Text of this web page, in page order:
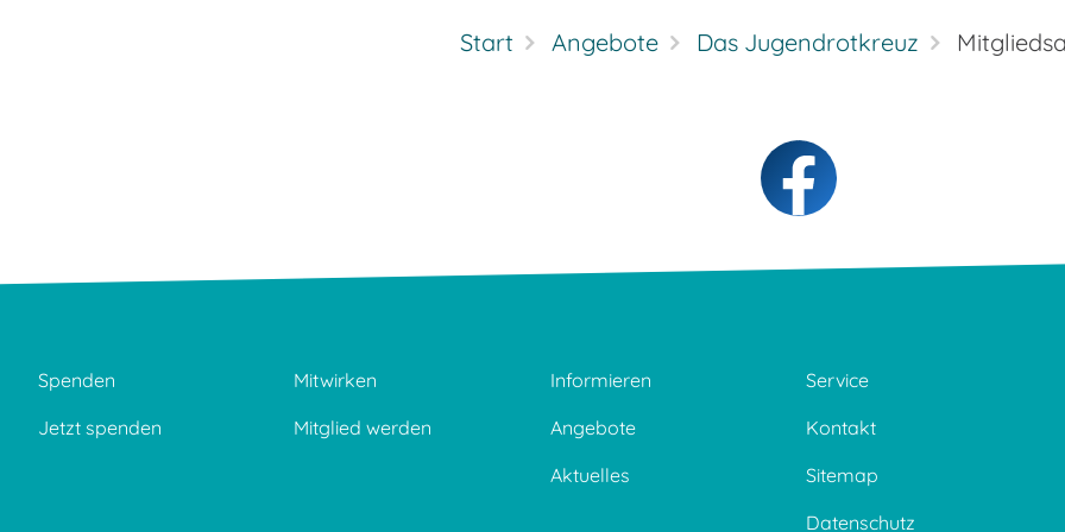
Start Angebote Das Jugendrotkreuz
Spenden
Jetzt spenden
Mitwirken
Mitglied werden
Informieren
Angebote
Aktuelles
Service
Kontakt
Sitemap
Datenschutz